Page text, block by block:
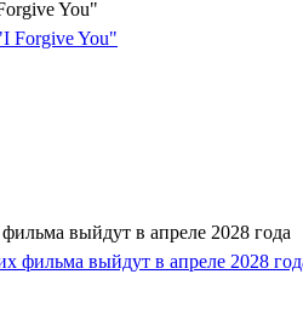
You"
выйдут в апреле 2028 года